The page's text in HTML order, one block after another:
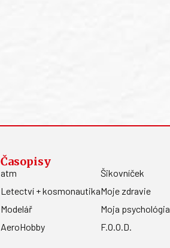
Časopisy
atm
Letectví + kosmonautika
Modelář
AeroHobby
Šikovníček
Moje zdravie
Moja psychológia
F.O.O.D.